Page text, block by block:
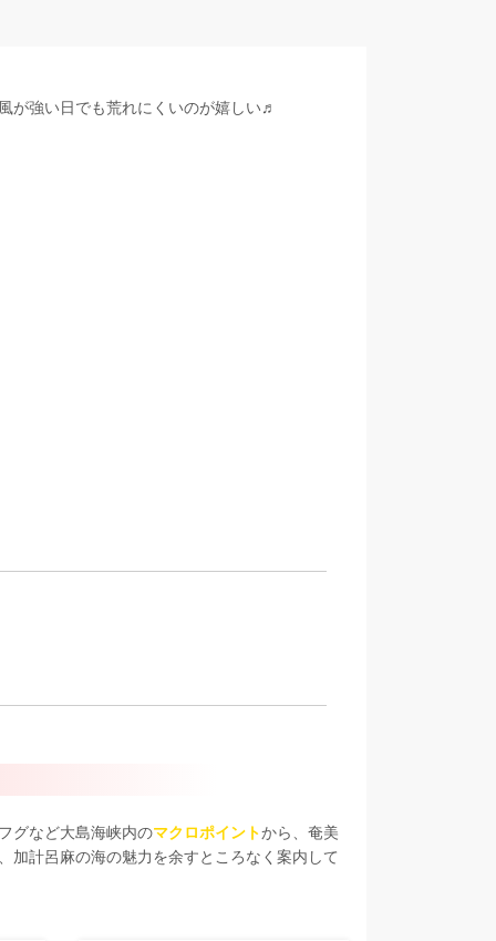
が強い日でも荒れにくいのが嬉しい♬
グなど大島海峡内のマクロポイントから、奄美
加計呂麻の海の魅力を余すところなく案内して